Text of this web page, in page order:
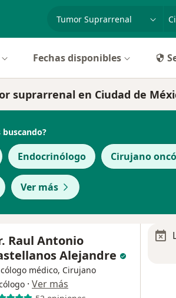
Fechas disponibles
suprarrenal en Ciudad de
buscando?
Endocrinólogo Cirujano
Ver más
Raul Antonio
Alejandre
médico, Cirujano
· Ver más